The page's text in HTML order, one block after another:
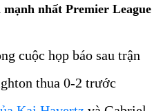
nhất Premier League
cuộc họp báo sau trận
thua 0-2 trước